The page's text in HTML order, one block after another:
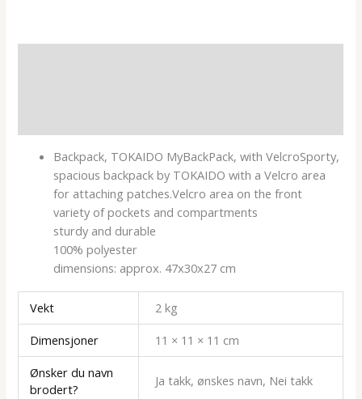
Backpack, TOKAIDO MyBackPack, with VelcroSporty,
spacious backpack by TOKAIDO with a Velcro area
for attaching patches.Velcro area on the front
variety of pockets and compartments
sturdy and durable
100% polyester
dimensions: approx. 47x30x27 cm
Vekt
2 kg
Dimensjoner
11 × 11 × 11 cm
Ønsker du navn
brodert?
Ja takk, ønskes navn, Nei takk